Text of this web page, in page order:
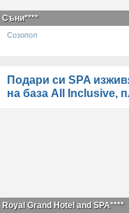
Съни****
Созопол
Подари си SPA
на база All Inclusive,
Royal Grand Hotel and SPA****